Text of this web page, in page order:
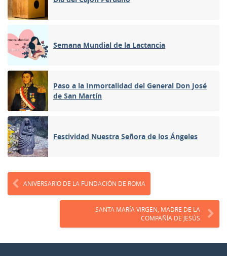
Semana Mundial de la Lactancia
Paso a la Inmortalidad del General Don José
de San Martín
Festividad Nuestra Señora de los Ángeles
ANIVERSARIO DE LA FUNDACIÓN DE ROMA
SANTA MARÍA VIRGEN, MADRE DE LA
COMPAÑÍA DE JESÚS